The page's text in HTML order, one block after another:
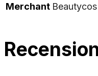
Merchant Beautycos